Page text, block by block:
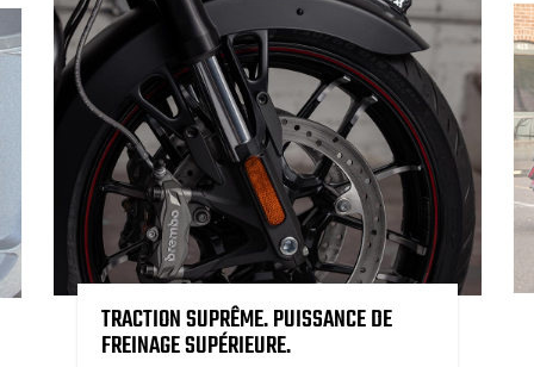
TRACTION SUPRÊME. PUISSANCE DE
FREINAGE SUPÉRIEURE.